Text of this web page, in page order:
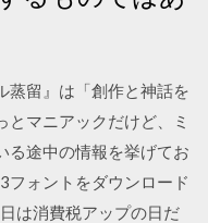
蒸留』は「創作と神話を
マニアックだけど、ミ
る途中の情報を挙げてお
ォントをダウンロード
は消費税アップの日だ